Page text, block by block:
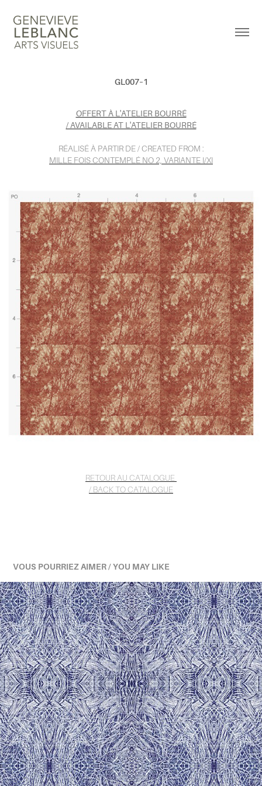
GL007–1
OFFERT À L'ATELIER BOURRÉ
/ AVAILABLE AT L'ATELIER BOURRÉ
RÉALISÉ À PARTIR DE / CREATED FROM :
MILLE FOIS CONTEMPLÉ NO 2, VARIANTE I/XI
RETOUR AU CATALOGUE
/ BACK TO CATALOGUE
VOUS POURRIEZ AIMER / YOU MAY LIKE